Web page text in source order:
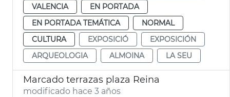
VALENCIA
EN PORTADA
EN PORTADA TEMÁTICA
NORMAL
CULTURA
EXPOSICIÓ
EXPOSICIÓN
ARQUEOLOGIA
ALMOINA LA SEU
Marcado terrazas plaza Reina
modificado hace 3 años